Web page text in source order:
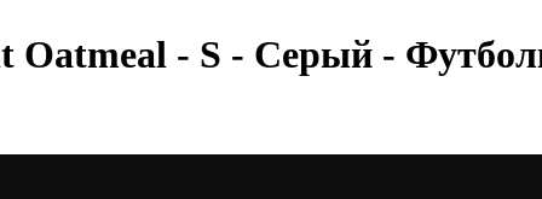
Oatmeal - S - Серый -